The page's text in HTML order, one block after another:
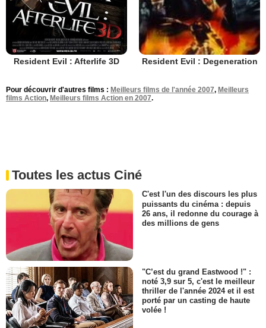
Resident Evil : Afterlife 3D Resident Evil : Degeneration
Pour découvrir d'autres films : Meilleurs films de l'année 2007, Meilleurs
films Action, Meilleurs films Action en 2007.
Toutes les actus Ciné
C'est l'un des discours les plus
puissants du cinéma : depuis
26 ans, il redonne du courage à
des millions de gens
"C’est du grand Eastwood !" :
noté 3,9 sur 5, c'est le meilleur
thriller de l'année 2024 et il est
porté par un casting de haute
volée !